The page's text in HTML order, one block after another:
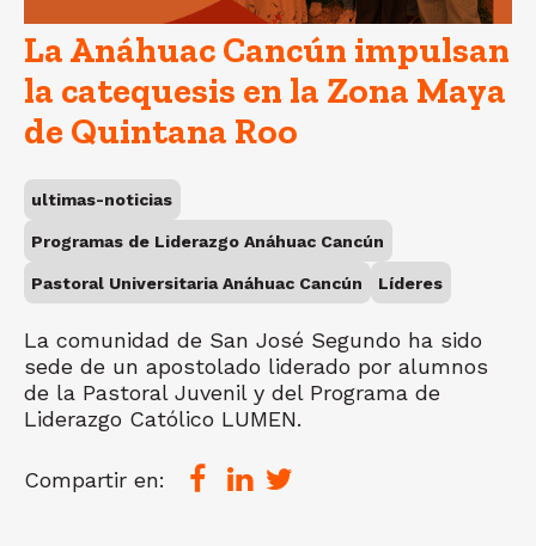
La Anáhuac Cancún impulsan
la catequesis en la Zona Maya
de Quintana Roo
ultimas-noticias
Programas de Liderazgo Anáhuac Cancún
Pastoral Universitaria Anáhuac Cancún Líderes
La comunidad de San José Segundo ha sido
sede de un apostolado liderado por alumnos
de la Pastoral Juvenil y del Programa de
Liderazgo Católico LUMEN.
Compartir en: